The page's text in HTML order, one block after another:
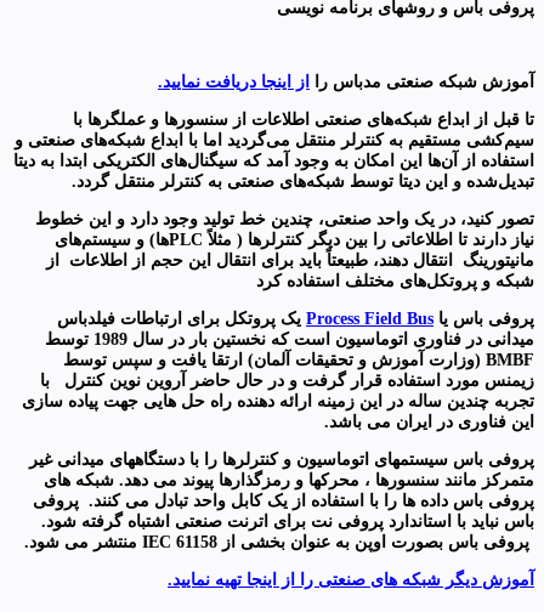
پروفی باس و روشهای برنامه نویسی
آموزش شبکه صنعتی مدباس را از اینجا دریافت نمایید.
تا قبل از ابداع شبکه‌های صنعتی اطلاعات از سنسورها و عملگرها با
سیم‌کشی مستقیم به کنترلر منتقل می‌گردید اما با ابداع شبکه‌های صنعتی و
استفاده از آن‌ها این امکان به وجود آمد که سیگنال‌های الکتریکی ابتدا به دیتا
تبدیل‌شده و این دیتا توسط شبکه‌های صنعتی به کنترلر منتقل گردد.
تصور کنید، در یک واحد صنعتی، چندین خط تولید وجود دارد و این خطوط
نیاز دارند تا اطلاعاتی را بین دیگر کنترلرها ( مثلاً PLCها) و سیستم‌های
مانیتورینگ انتقال دهند، طبیعتاً باید برای انتقال این حجم از اطلاعات از
شبکه و پروتکل‌های مختلف استفاده کرد
پروفی باس یا Process Field Bus یک پروتکل برای ارتباطات فیلدباس
میدانی در فناوری اتوماسیون است که نخستین بار در سال 1989 توسط
BMBF (وزارت آموزش و تحقیقات آلمان) ارتقا یافت و سپس توسط
زیمنس مورد استفاده قرار گرفت و در حال حاضر آروین نوین کنترل با
تجربه چندین ساله در این زمینه ارائه دهنده راه حل هایی جهت پیاده سازی
این فناوری در ایران می باشد.
پروفی باس سیستمهای اتوماسیون و کنترلرها را با دستگاههای میدانی غیر
متمرکز مانند سنسورها ، محرکها و رمزگذارها پیوند می دهد. شبکه های
پروفی باس داده ها را با استفاده از یک کابل واحد تبادل می کنند. پروفی
باس نباید با استاندارد پروفی نت برای اترنت صنعتی اشتباه گرفته شود.
پروفی باس بصورت اوپن به عنوان بخشی از IEC 61158 منتشر می شود.
آموزش دیگر شبکه های صنعتی را از اینجا تهیه نمایید.